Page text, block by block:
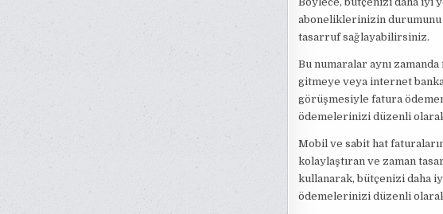
aboneliklerinizin
tasarruf sağlayabilirsiniz.
Bu numaralar aynı
gitmeye veya internet
görüşmesiyle fatura
ödemelerinizi düzenli olarak
Mobil ve sabit hat
kolaylaştıran ve zaman
kullanarak, bütçenizi daha
ödemelerinizi düzenli